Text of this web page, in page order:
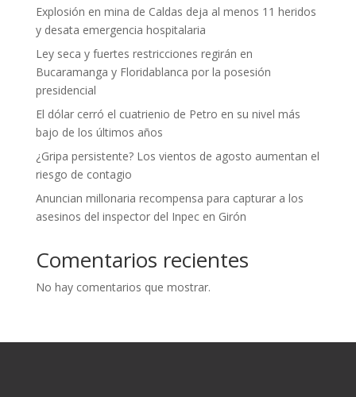
Explosión en mina de Caldas deja al menos 11 heridos
y desata emergencia hospitalaria
Ley seca y fuertes restricciones regirán en
Bucaramanga y Floridablanca por la posesión
presidencial
El dólar cerró el cuatrienio de Petro en su nivel más
bajo de los últimos años
¿Gripa persistente? Los vientos de agosto aumentan el
riesgo de contagio
Anuncian millonaria recompensa para capturar a los
asesinos del inspector del Inpec en Girón
Comentarios recientes
No hay comentarios que mostrar.